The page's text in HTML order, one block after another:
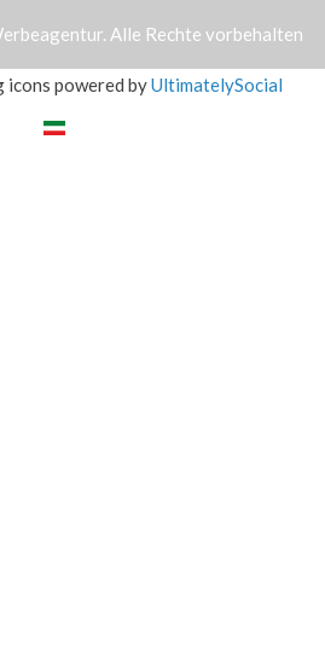
. Alle Rechte vorbehalten
icons powered byUltimatelySocial